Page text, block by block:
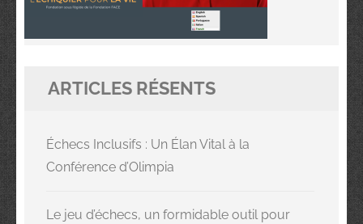
ARTICLES RÉSENTS
Échecs Inclusifs : Un Élan Vital à la
Conférence d’Olimpia
Le jeu d’échecs, un formidable outil pour